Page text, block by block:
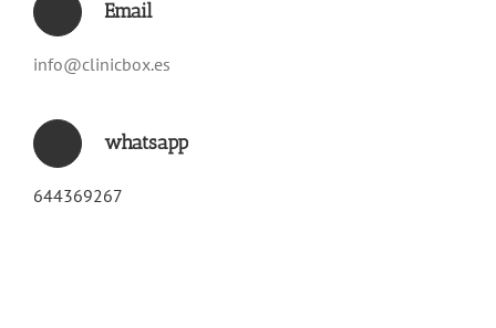
Email
info@clinicbox.es
whatsapp
644369267